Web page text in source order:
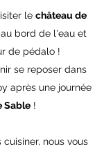
le château de
bord de l'eau et
de pédalo !
se reposer dans
après une journée
Sable !
nous vous